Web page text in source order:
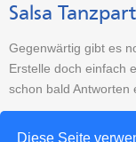
Diese Seite
Salsa
Gegenwärtig gibt es
Erstelle doch einfach
schon bald Antworten
Tanzpartner-